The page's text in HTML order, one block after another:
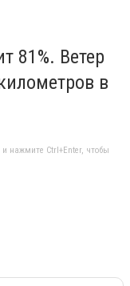
81%. Ветер
в
нажмите Ctrl+Enter, чтобы